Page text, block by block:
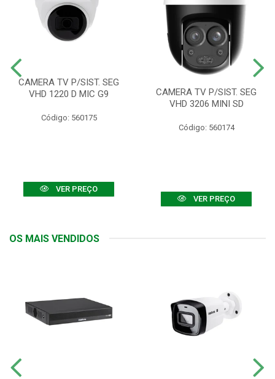
CAMERA TV P/SIST. SEG
VHD 1220 D MIC G9
Código: 560175
VER PREÇO
CAMERA TV P/SIST. SEG
VHD 3206 MINI SD
Código: 560174
VER PREÇO
OS MAIS VENDIDOS